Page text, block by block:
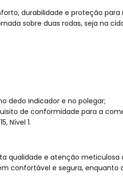
durabilidade e proteção
sobre duas rodas, seja na
dedo indicador e no polegar;
de conformidade para a
Nível 1.
qualidade e atenção
confortável e segura,